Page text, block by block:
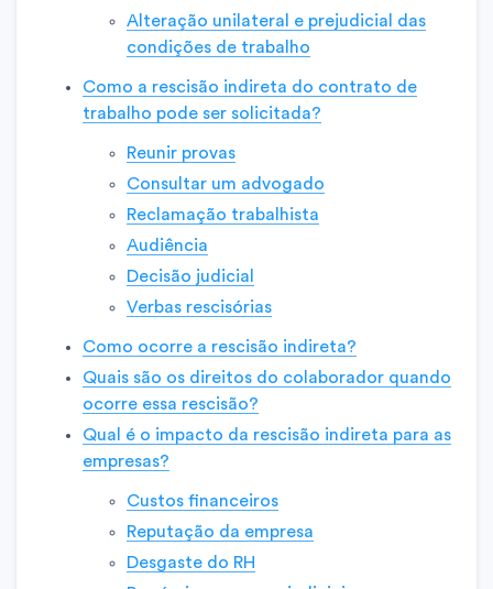
Alteração unilateral e prejudicial das
condições de trabalho
Como a rescisão indireta do contrato de
trabalho pode ser solicitada?
Reunir provas
Consultar um advogado
Reclamação trabalhista
Audiência
Decisão judicial
Verbas rescisórias
Como ocorre a rescisão indireta?
Quais são os direitos do colaborador quando
ocorre essa rescisão?
Qual é o impacto da rescisão indireta para as
empresas?
Custos financeiros
Reputação da empresa
Desgaste do RH